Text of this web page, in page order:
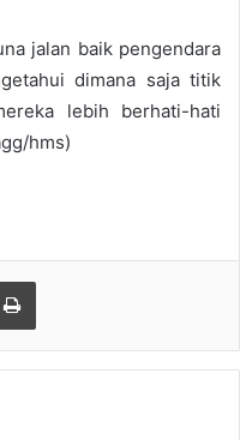
jalan baik pengendara
dimana saja titik
lebih berhati-hati
hms)
Email Print